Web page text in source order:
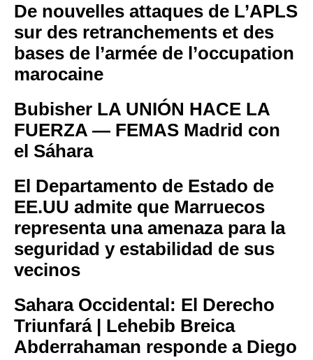
De nouvelles attaques de L’APLS
sur des retranchements et des
bases de l’armée de l’occupation
marocaine
Bubisher LA UNIÓN HACE LA
FUERZA — FEMAS Madrid con
el Sáhara
El Departamento de Estado de
EE.UU admite que Marruecos
representa una amenaza para la
seguridad y estabilidad de sus
vecinos
Sahara Occidental: El Derecho
Triunfará | Lehebib Breica
Abderrahaman responde a Diego